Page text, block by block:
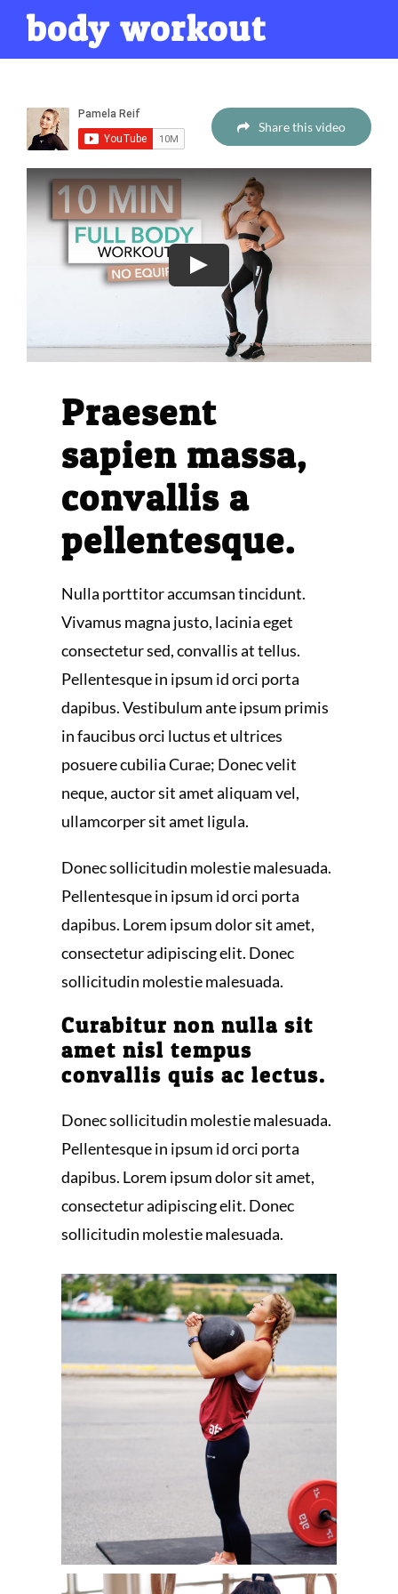
body workout
Share this video
Play
Praesent
sapien massa,
convallis a
pellentesque.
Nulla porttitor accumsan tincidunt.
Vivamus magna justo, lacinia eget
consectetur sed, convallis at tellus.
Pellentesque in ipsum id orci porta
dapibus. Vestibulum ante ipsum primis
in faucibus orci luctus et ultrices
posuere cubilia Curae; Donec velit
neque, auctor sit amet aliquam vel,
ullamcorper sit amet ligula.
Donec sollicitudin molestie malesuada.
Pellentesque in ipsum id orci porta
dapibus. Lorem ipsum dolor sit amet,
consectetur adipiscing elit. Donec
sollicitudin molestie malesuada.
Curabitur non nulla sit
amet nisl tempus
convallis quis ac lectus.
Donec sollicitudin molestie malesuada.
Pellentesque in ipsum id orci porta
dapibus. Lorem ipsum dolor sit amet,
consectetur adipiscing elit. Donec
sollicitudin molestie malesuada.